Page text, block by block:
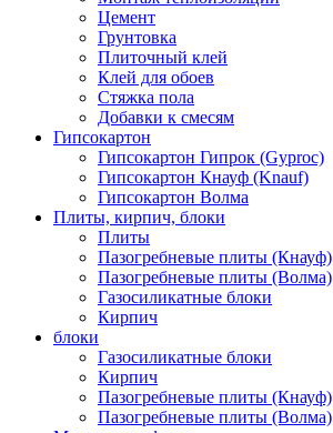
Цемент
Грунтовка
Плиточный клей
Клей для обоев
Стяжка пола
Добавки к смесям
Гипсокартон
Гипсокартон Гипрок (Gyproc)
Гипсокартон Кнауф (Knauf)
Гипсокартон Волма
Плиты, кирпич, блоки
Плиты
Пазогребневые плиты (Кнауф)
Пазогребневые плиты (Волма)
Газосиликатные блоки
Кирпич
блоки
Газосиликатные блоки
Кирпич
Пазогребневые плиты (Кнауф)
Пазогребневые плиты (Волма)